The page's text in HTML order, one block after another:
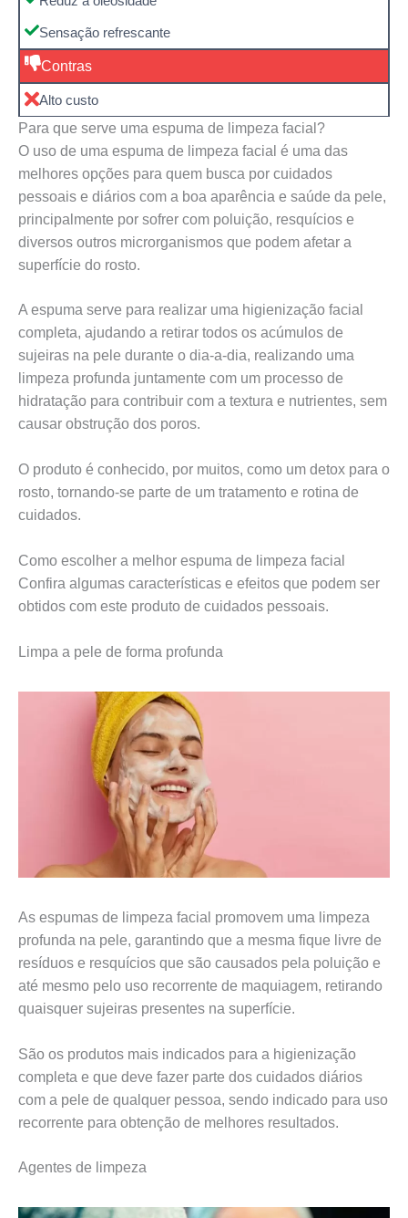
Sensação refrescante
Contras
Alto custo
Para que serve uma espuma de limpeza facial?
O uso de uma espuma de limpeza facial é uma das
melhores opções para quem busca por cuidados
pessoais e diários com a boa aparência e saúde da pele,
principalmente por sofrer com poluição, resquícios e
diversos outros microrganismos que podem afetar a
superfície do rosto.
A espuma serve para realizar uma higienização facial
completa, ajudando a retirar todos os acúmulos de
sujeiras na pele durante o dia-a-dia, realizando uma
limpeza profunda juntamente com um processo de
hidratação para contribuir com a textura e nutrientes, sem
causar obstrução dos poros.
O produto é conhecido, por muitos, como um detox para o
rosto, tornando-se parte de um tratamento e rotina de
cuidados.
Como escolher a melhor espuma de limpeza facial
Confira algumas características e efeitos que podem ser
obtidos com este produto de cuidados pessoais.
Limpa a pele de forma profunda
As espumas de limpeza facial promovem uma limpeza
profunda na pele, garantindo que a mesma fique livre de
resíduos e resquícios que são causados pela poluição e
até mesmo pelo uso recorrente de maquiagem, retirando
quaisquer sujeiras presentes na superfície.
São os produtos mais indicados para a higienização
completa e que deve fazer parte dos cuidados diários
com a pele de qualquer pessoa, sendo indicado para uso
recorrente para obtenção de melhores resultados.
Agentes de limpeza